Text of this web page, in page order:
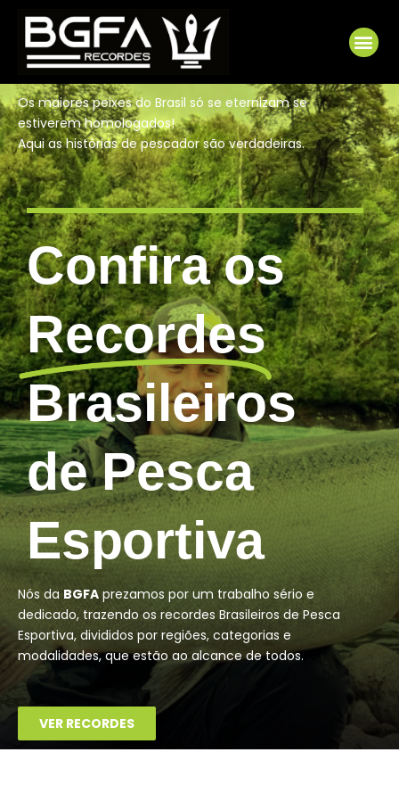
conteúdo
Os maiores peixes do Brasil só se eternizam se
estiverem homologados!
Aqui as histórias de pescador são verdadeiras.
Confira os
Recordes
Brasileiros
de Pesca
Esportiva
Nós da BGFA prezamos por um trabalho sério e
dedicado, trazendo os recordes Brasileiros de Pesca
Esportiva, divididos por regiões, categorias e
modalidades, que estão ao alcance de todos.
VER RECORDES